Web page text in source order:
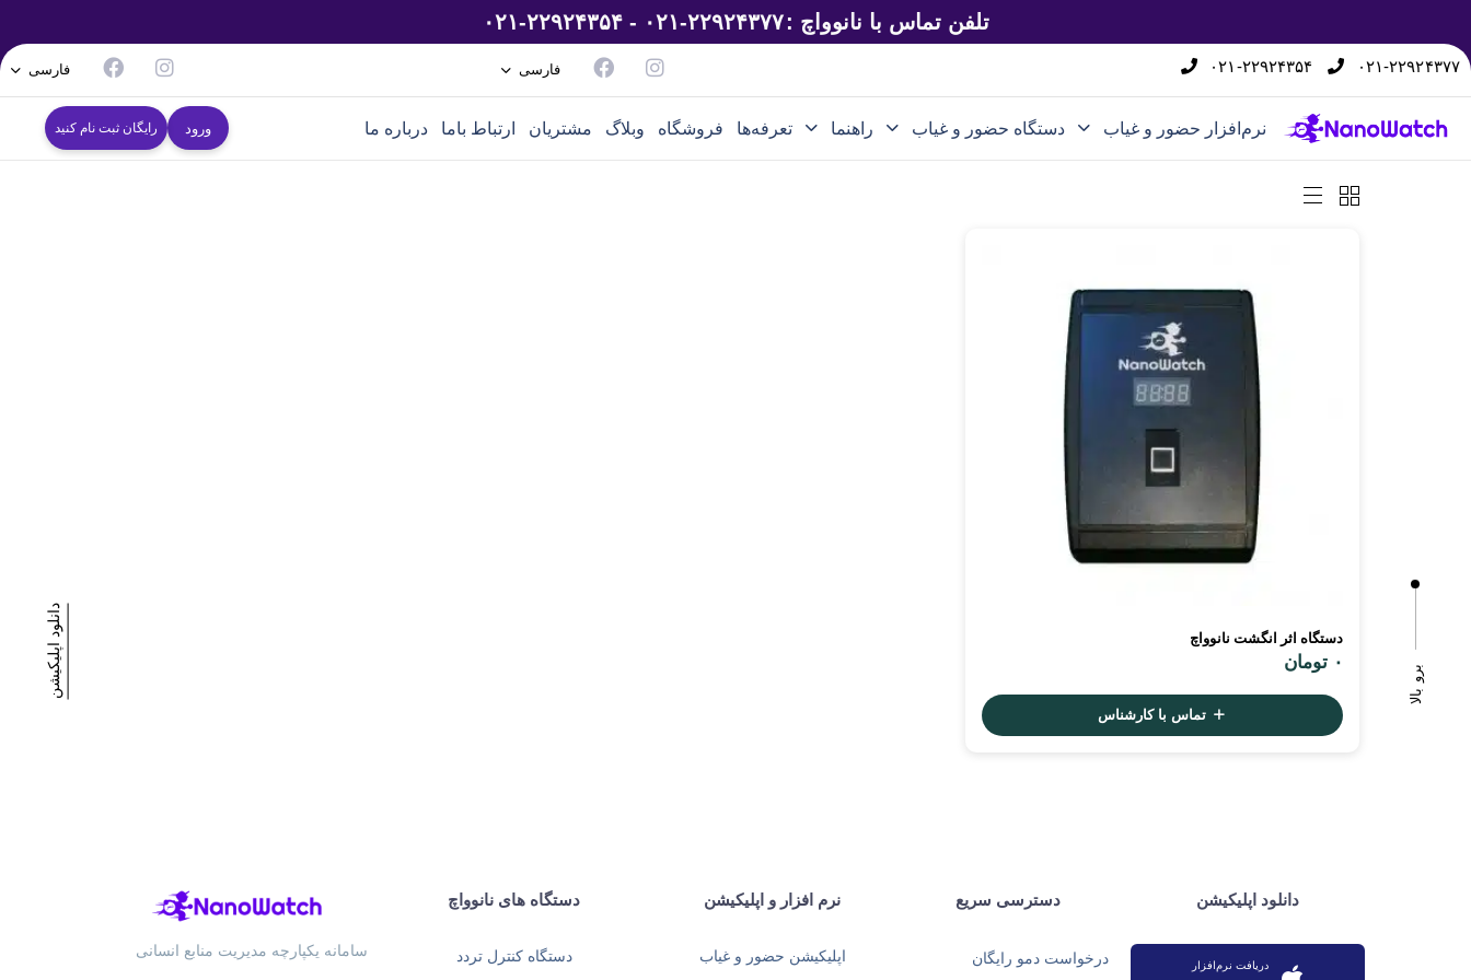
تلفن تماس با نانوواچ : ۰۲۱-۲۲۹۲۴۳۷۷ - ۰۲۱-۲۲۹۲۴۳۵۴
۰۲۱-۲۲۹۲۴۳۷۷ ۰۲۱-۲۲۹۲۴۳۵۴ فارسی فارسی
نرم‌افزار حضور و غیاب دستگاه حضور و غیاب راهنما تعرفه‌ها فروشگاه وبلاگ مشتریان ارتباط باما درباره ما ورود رایگان ثبت نام کنید
دانلود اپلیکیشن برو بالا
دستگاه اثر انگشت نانوواچ
۰ تومان
تماس با کارشناس
دانلود اپلیکیشن
دریافت نرم‌افزار
دسترسی سریع
درخواست دمو رایگان
نرم افزار و اپلیکیشن
اپلیکیشن حضور و غیاب
دستگاه های نانوواچ
دستگاه کنترل تردد سامانه یکپارچه مدیریت منابع انسانی